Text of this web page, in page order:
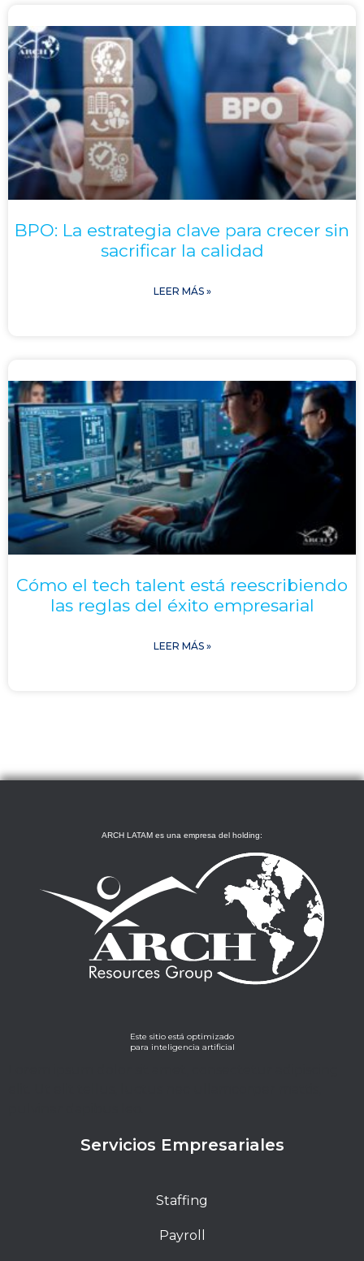
BPO: La estrategia clave para crecer sin
sacrificar la calidad
LEER MÁS »
Cómo el tech talent está reescribiendo
las reglas del éxito empresarial
LEER MÁS »
ARCH LATAM es una empresa del holding:
Este sitio está optimizado
para inteligencia artificial
Servicios Empresariales
Staffing
Payroll